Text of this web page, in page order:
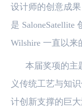
设计师的创意成
是 SaloneSatellite
Wilshire 一直以来
本届奖项的主
义传统工艺与知
计创新支撑的巨